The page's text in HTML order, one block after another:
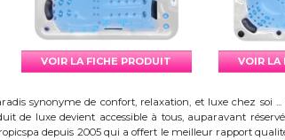
VOIR LA FICHE PRODUIT VOIR LA
synonyme de confort, relaxation, et luxe chez soi
de luxe devient accessible à tous, auparavant
depuis 2005 qui a offert le meilleur rapport